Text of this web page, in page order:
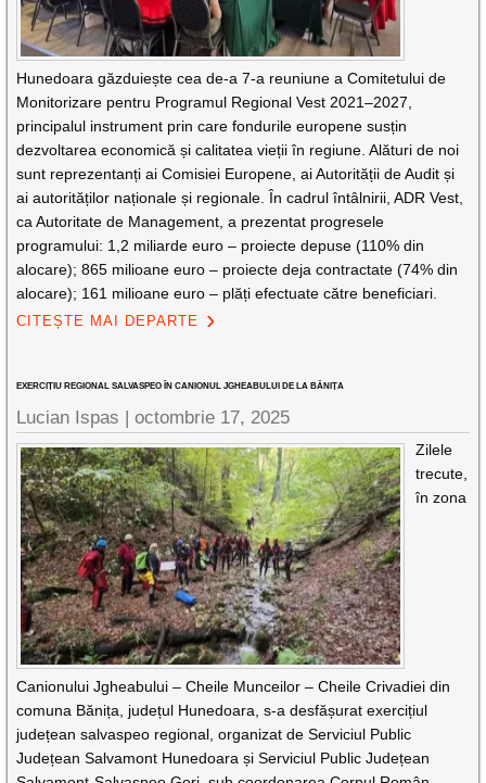
Hunedoara găzduiește cea de-a 7-a reuniune a Comitetului de
Monitorizare pentru Programul Regional Vest 2021–2027,
principalul instrument prin care fondurile europene susțin
dezvoltarea economică și calitatea vieții în regiune. Alături de noi
sunt reprezentanți ai Comisiei Europene, ai Autorității de Audit și
ai autorităților naționale și regionale. În cadrul întâlnirii, ADR Vest,
ca Autoritate de Management, a prezentat progresele
programului: 1,2 miliarde euro – proiecte depuse (110% din
alocare); 865 milioane euro – proiecte deja contractate (74% din
alocare); 161 milioane euro – plăți efectuate către beneficiari.
CITEȘTE MAI DEPARTE
EXERCIȚIU REGIONAL SALVASPEO ÎN CANIONUL JGHEABULUI DE LA BĂNIȚA
Lucian Ispas |octombrie 17, 2025
Zilele
trecute,
în zona
Canionului Jgheabului – Cheile Munceilor – Cheile Crivadiei din
comuna Bănița, județul Hunedoara, s-a desfășurat exercițiul
județean salvaspeo regional, organizat de Serviciul Public
Județean Salvamont Hunedoara și Serviciul Public Județean